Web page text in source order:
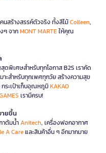
นสร้างสรรค์ตัวจริง ทั้งสีไม้Colleen,
ๆ จากMONT MARTEให้คุณ
พิเศษสำหรับทุกโอกาส B2S เราคัด
าะสำหรับทุกเพศทุกวัย สร้างความสุข
ระเป๋าเก็บอุณหภูมิKAKAO
เรามีครบ!
ายขึ้น
าต้มน้ำAnitech, เครื่องฟอกอากาศ
A Careและสินค้าอื่น ๆ อีกมากมาย